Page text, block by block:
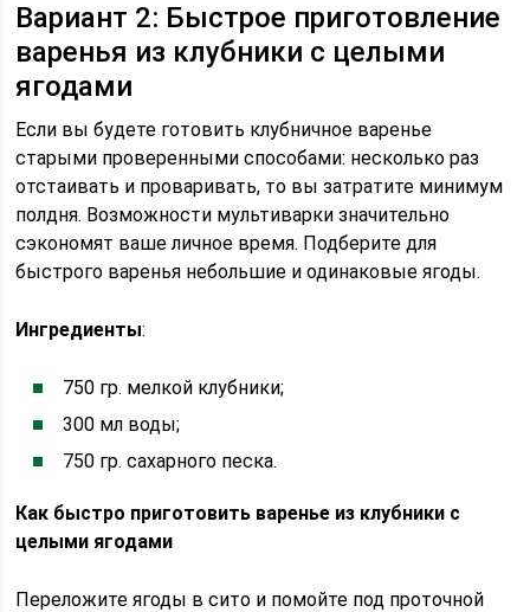
Вариант 2: Быстрое приготовление
варенья из клубники с целыми
ягодами
Если вы будете готовить клубничное варенье
старыми проверенными способами: несколько раз
отстаивать и проваривать, то вы затратите минимум
полдня. Возможности мультиварки значительно
сэкономят ваше личное время. Подберите для
быстрого варенья небольшие и одинаковые ягоды.
Ингредиенты:
750 гр. мелкой клубники;
300 мл воды;
750 гр. сахарного песка.
Как быстро приготовить варенье из клубники с
целыми ягодами
Переложите ягоды в сито и помойте под проточной